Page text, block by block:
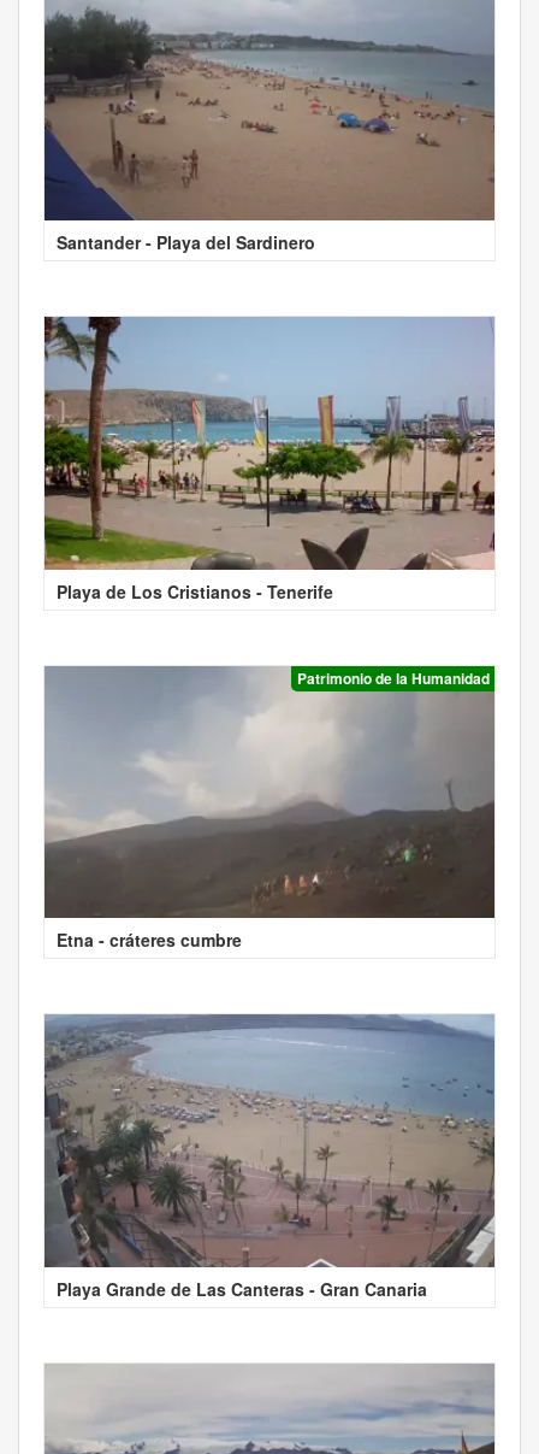
Santander - Playa del Sardinero
Playa de Los Cristianos - Tenerife
Patrimonio de la Humanidad
Etna - cráteres cumbre
Playa Grande de Las Canteras - Gran Canaria